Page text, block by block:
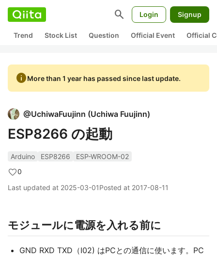
search Login Signup
Trend Stock List Question Official Event Official
infoMore than 1 year has passed since last update.
@UchiwaFuujinn (Uchiwa Fuujinn)
ESP8266 の起動
Arduino ESP8266
ESP-WROOM-02
0
Last updated at 2025-03-01Posted at 2017-08-11
モジュールに電源を入れる前に
GND RXD TXD（I02) はPCとの通信に使います。PC